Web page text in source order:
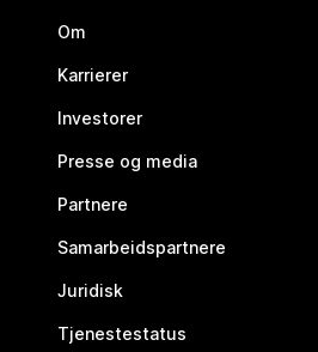
Om
Karrierer
Investorer
Presse og media
Partnere
Samarbeidspartnere
Juridisk
Tjenestestatus